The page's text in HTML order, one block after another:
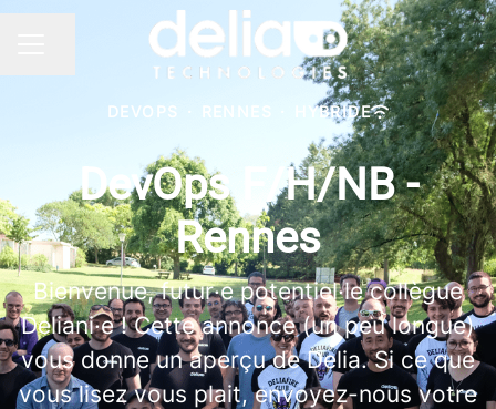
Partager la page
DEVOPS · RENNES HYBRIDE
DevOps F/H/NB -
Rennes
Bienvenue, futur·e potentiel·le collègue
Deliani·e ! Cette annonce (un peu longue)
vous donne un aperçu de Delia. Si ce que
vous lisez vous plait, envoyez-nous votre